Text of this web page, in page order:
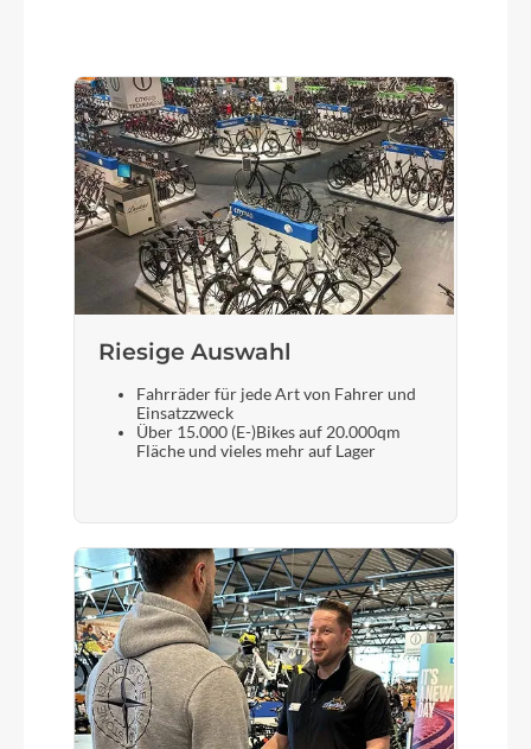
Gewicht
3,9 kg
Laufradgröße
12''
Steuersatz
CUBE Kid
Gabel
Rigid Alloy fork
Sattelstütze
CUBE Aluminium Lite (longer one included)
Riesige Auswahl
Fahrräder für jede Art von Fahrer und
Einsatzzweck
Über 15.000 (E-)Bikes auf 20.000qm
Fläche und vieles mehr auf Lager